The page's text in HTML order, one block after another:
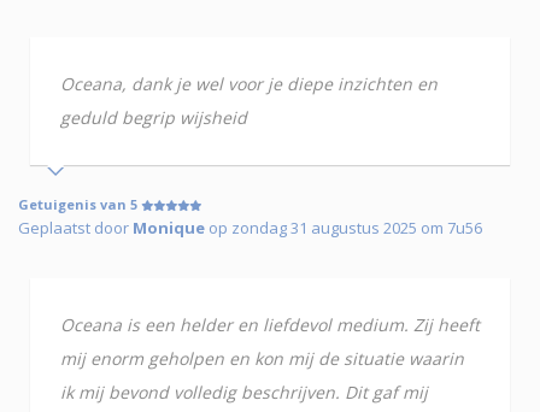
Oceana, dank je wel voor je diepe inzichten en
geduld begrip wijsheid
Getuigenis van 5
Geplaatst door Monique op zondag 31 augustus 2025 om 7u56
Oceana is een helder en liefdevol medium. Zij heeft
mij enorm geholpen en kon mij de situatie waarin
ik mij bevond volledig beschrijven. Dit gaf mij